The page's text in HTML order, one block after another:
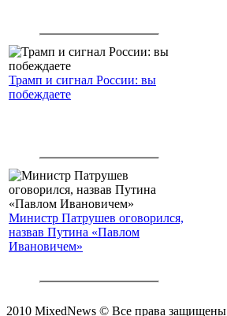
Трамп и сигнал России: вы
побеждаете
Министр Патрушев оговорился,
назвав Путина «Павлом
Ивановичем»
2010 MixedNews © Все права защищены